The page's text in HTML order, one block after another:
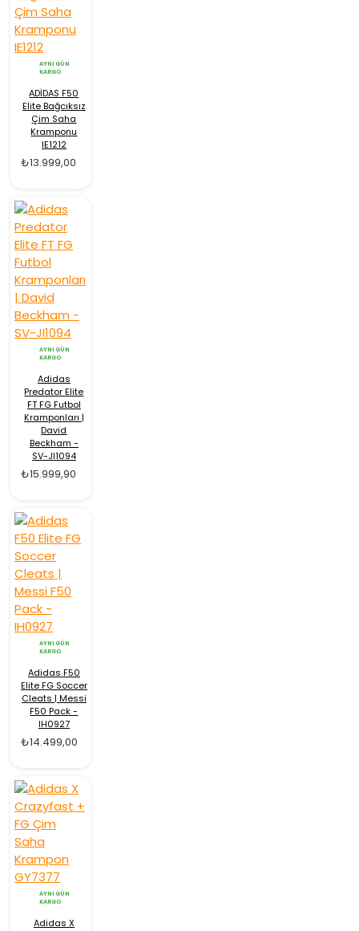
AYNI GÜN
KARGO
ADİDAS F50
Elite Bağcıksız
Çim Saha
Kramponu
IE1212
₺13.999,00
AYNI GÜN
KARGO
Adidas
Predator Elite
FT FG Futbol
Kramponları |
David
Beckham -
SV-JI1094
₺15.999,90
AYNI GÜN
KARGO
Adidas F50
Elite FG Soccer
Cleats | Messi
F50 Pack -
IH0927
₺14.499,00
AYNI GÜN
KARGO
Adidas X